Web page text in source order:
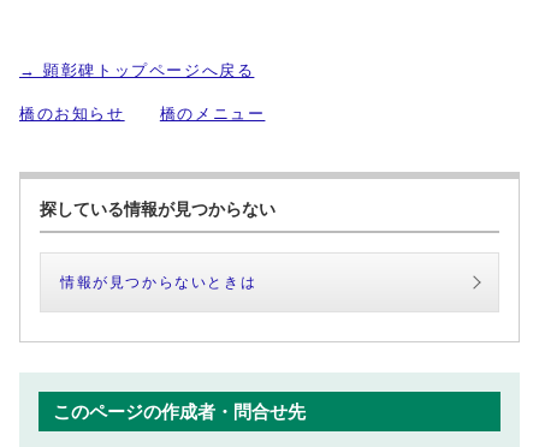
→ 顕彰碑トップページへ戻る
橋のお知らせ 橋のメニュー
探している情報が見つからない
情報が見つからないときは
このページの作成者・問合せ先